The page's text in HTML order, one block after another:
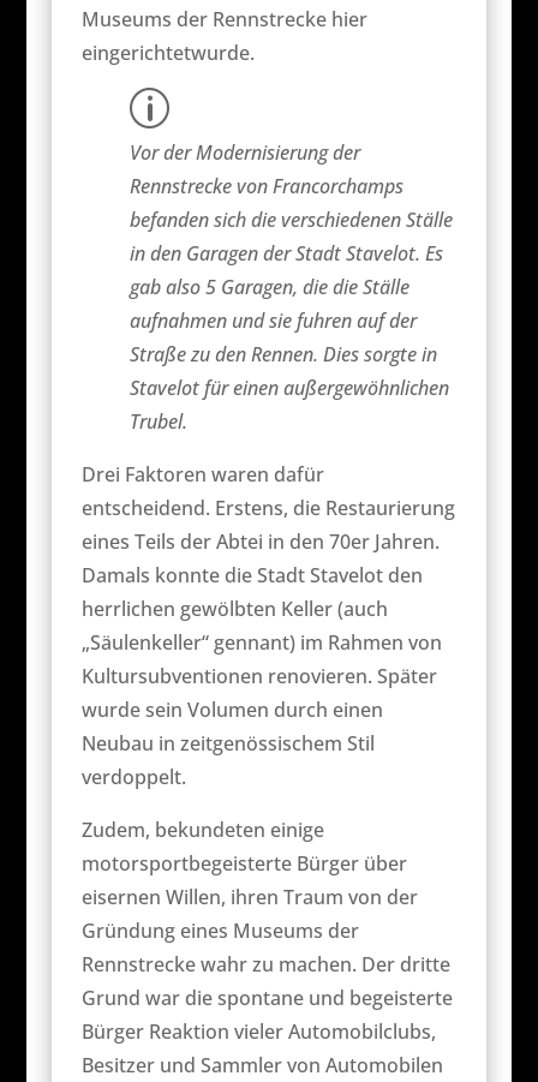
Museums der Rennstrecke hier
eingerichtetwurde.
p
Vor der Modernisierung der
Rennstrecke von Francorchamps
befanden sich die verschiedenen Ställe
in den Garagen der Stadt Stavelot. Es
gab also 5 Garagen, die die Ställe
aufnahmen und sie fuhren auf der
Straße zu den Rennen. Dies sorgte in
Stavelot für einen außergewöhnlichen
Trubel.
Drei Faktoren waren dafür
entscheidend. Erstens, die Restaurierung
eines Teils der Abtei in den 70er Jahren.
Damals konnte die Stadt Stavelot den
herrlichen gewölbten Keller (auch
„Säulenkeller“ gennant) im Rahmen von
Kultursubventionen renovieren. Später
wurde sein Volumen durch einen
Neubau in zeitgenössischem Stil
verdoppelt.
Zudem, bekundeten einige
motorsportbegeisterte Bürger über
eisernen Willen, ihren Traum von der
Gründung eines Museums der
Rennstrecke wahr zu machen. Der dritte
Grund war die spontane und begeisterte
Bürger Reaktion vieler Automobilclubs,
Besitzer und Sammler von Automobilen